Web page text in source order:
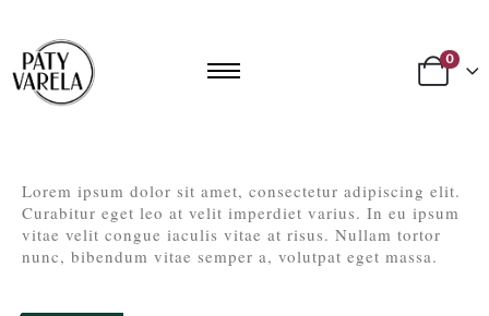
0
Lorem ipsum dolor sit amet, consectetur adipiscing elit.
Curabitur eget leo at velit imperdiet varius. In eu ipsum
vitae velit congue iaculis vitae at risus. Nullam tortor
nunc, bibendum vitae semper a, volutpat eget massa.